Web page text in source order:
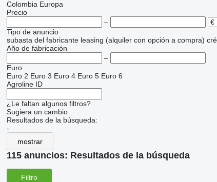
Colombia Europa
Precio
–
Tipo de anuncio
subasta del fabricante leasing (alquiler con opción a compra)
Año de fabricación
–
Euro
Euro 2 Euro 3 Euro 4 Euro 5 Euro 6
Agroline ID
¿Le faltan algunos filtros?
Sugiera un cambio
Resultados de la búsqueda:
-
mostrar
115 anuncios: Resultados de la búsqueda
Filtro